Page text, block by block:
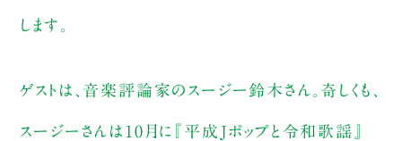
します。
ゲストは、音楽評論家のスージー鈴木さん。奇しくも、
スージーさんは10月に『平成Jポップと令和歌謡』